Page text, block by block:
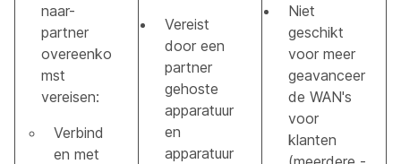
naar-
partner
overeenko
mst
vereisen:
Verbind
en met
Vereist
door een
partner
gehoste
apparatuur
en
apparatuur
Niet
geschikt
voor meer
geavanceer
de WAN's
voor
klanten